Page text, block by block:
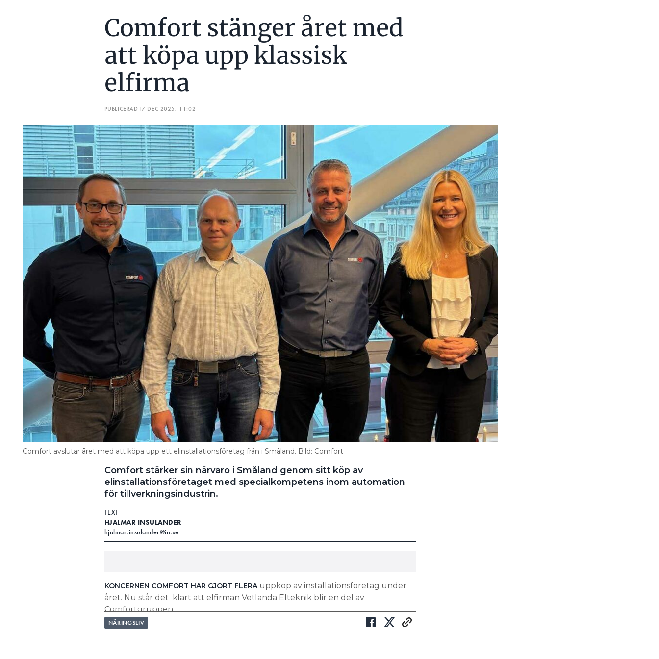
HÄR ÄR DE 30 STÖRSTA FÖRETAGEN I BRANSCHEN
LÄS OCKSÅ:
SANDBÄCKENS TAR ÖVER TVÅ AV UMIAS BOLAG I NORR
Berätta om ett dråpligt misstag du gjort?
– Jag halv-CV-ljög under min tidiga karriär på Carlsberg när jag fick ett uppdrag
på Kronenburg i Paris. Mina franskakunskaper var inte riktigt så bra som jag
pratade om den magnifika utsikten och balkongen. Jag blev totalt utskrattad.
Det var en hård uppfostran.
Vilka är installationsbranschens största utmaningar?
– Kompetensbristen, vi behöver hitta arbetskraft till våra bolag. Sen behöver
installationsbranschens affärer professionaliseras. Byggare vill ofta frångå
standardavtalen och installatörerna är den svagaste länken. Vi måste stå upp
för överenskomna standarder.
FREDRIK SETRÉUS KAN SPRUTA ELD
Ålder: 43
Familj: Fru och tre barn, 9, 12 och 14 år gamla.
Bor: Täby
Utbildning: Ekonom
Karriär i korthet: Jobbat med ekonomi och affärsutveckling, först på Carlsberg
och sedan i byggbranschen, på Skanska och Bonava.
Aktuell: Vd på Sandbäckens sedan 2 juni då företrädaren Christoffer Järkeborn
klev upp som vd för ägarbolaget Nimlas.
Vad är det första du gör på morgonen?
– Säger god morgon till min fru och barnen innan jag kollar mejlen i telefonen.
Ditt senaste hemmafix?
– Jag gör ganska mycket men senast var att rensa ogräs.
Vad läser du just nu?
– Stacken av Annika Norlin i en bokklubb för oss som inte läser så mycket. Nästa
är 17 juni av Alex Schulman.
Dold talang?
– Jag kan spruta eld.
Comfort stänger året med
att köpa upp klassisk
elfirma
PUBLICERAD 17 DEC 2025, 11:02
Comfort avslutar året med att köpa upp ett elinstallationsföretag från i Småland. Bild: Comfort
Comfort stärker sin närvaro i Småland genom sitt köp av
elinstallationsföretaget med specialkompetens inom automation
för tillverkningsindustrin.
TEXT
HJALMAR INSULANDER
hjalmar.insulander@in.se
KONCERNEN COMFORT HAR GJORT FLERA uppköp av installationsföretag under
året. Nu står det klart att elfirman Vetlanda Elteknik blir en del av
Comfortgruppen.
LÄS OCKSÅ:
NÄRINGSLIV